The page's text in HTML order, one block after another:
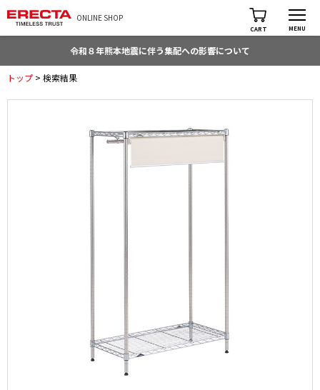
ONLINE SHOP
CART MENU
令和８年熊本地震に伴う集配への影響について
トップ > 検索結果